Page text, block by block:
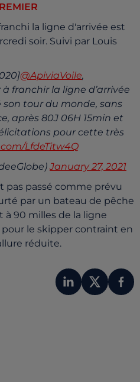
la ligne d'arrivée est
soir. Suivi par Louis
@ApiviaVoile,
à franchir la ligne d’arrivée
son tour du monde, sans
après 80J 06H 15min et
pour cette très
LfdeTitw4Q
January 27, 2021
pas passé comme prévu
par un bateau de pêche
à 90 milles de la ligne
pour le skipper contraint en
réduite.